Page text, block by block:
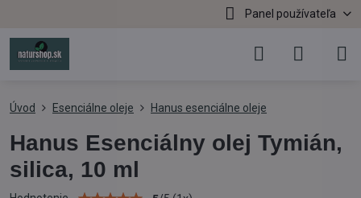
Panel používateľa
Úvod Esenciálne oleje Hanus esenciálne oleje
Hanus Esenciálny olej Tymián,
silica, 10 ml